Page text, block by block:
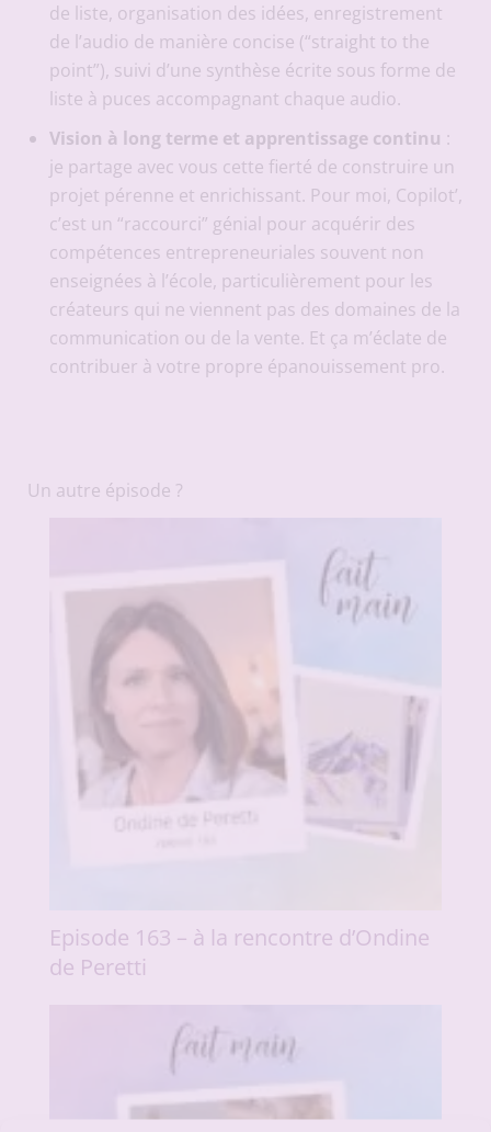
de liste, organisation des idées, enregistrement
de l’audio de manière concise (“straight to the
point”), suivi d’une synthèse écrite sous forme de
liste à puces accompagnant chaque audio.
Vision à long terme et apprentissage continu :
je partage avec vous cette fierté de construire un
projet pérenne et enrichissant. Pour moi, Copilot’,
c’est un “raccourci” génial pour acquérir des
compétences entrepreneuriales souvent non
enseignées à l’école, particulièrement pour les
créateurs qui ne viennent pas des domaines de la
communication ou de la vente. Et ça m’éclate de
contribuer à votre propre épanouissement pro.
Un autre épisode ?
Episode 163 – à la rencontre d’Ondine
de Peretti